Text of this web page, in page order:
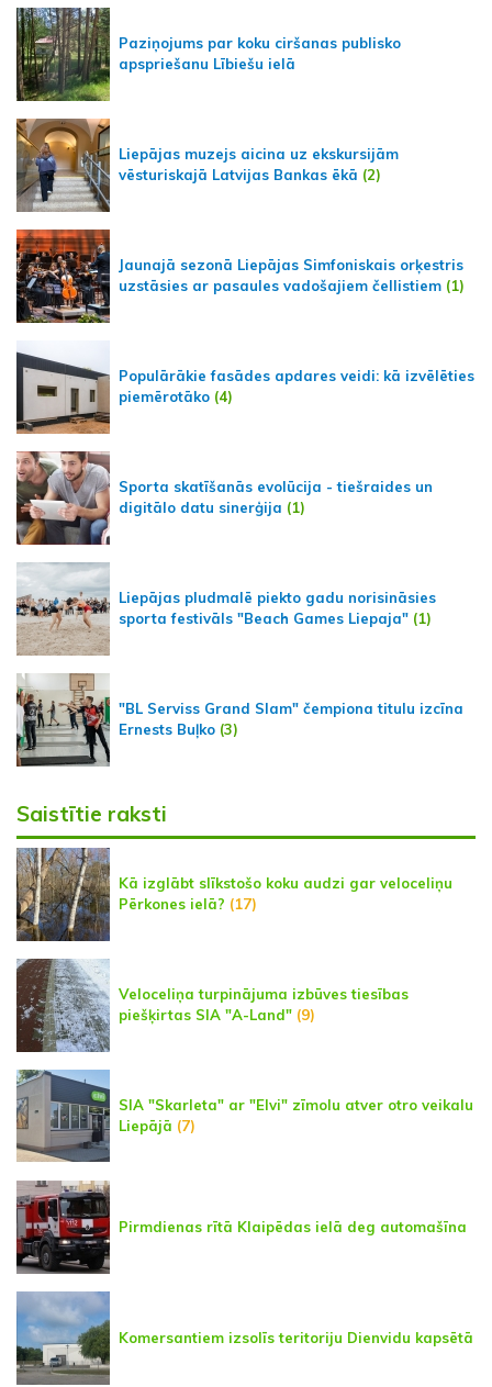
Paziņojums par koku ciršanas publisko
apspriešanu Lībiešu ielā
Liepājas muzejs aicina uz ekskursijām
vēsturiskajā Latvijas Bankas ēkā (2)
Jaunajā sezonā Liepājas Simfoniskais orķestris
uzstāsies ar pasaules vadošajiem čellistiem (1)
Populārākie fasādes apdares veidi: kā izvēlēties
piemērotāko (4)
Sporta skatīšanās evolūcija - tiešraides un
digitālo datu sinerģija (1)
Liepājas pludmalē piekto gadu norisināsies
sporta festivāls "Beach Games Liepaja" (1)
"BL Serviss Grand Slam" čempiona titulu izcīna
Ernests Buļko (3)
Saistītie raksti
Kā izglābt slīkstošo koku audzi gar veloceliņu
Pērkones ielā? (17)
Veloceliņa turpinājuma izbūves tiesības
piešķirtas SIA "A-Land" (9)
SIA "Skarleta" ar "Elvi" zīmolu atver otro veikalu
Liepājā (7)
Pirmdienas rītā Klaipēdas ielā deg automašīna
Komersantiem izsolīs teritoriju Dienvidu kapsētā